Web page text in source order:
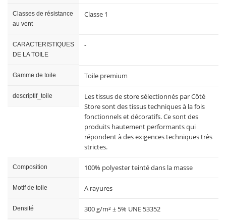
Classes de résistance
au vent
Classe 1
CARACTERISTIQUES
DE LA TOILE
-
Gamme de toile Toile premium
descriptif_toile
Les tissus de store sélectionnés par Côté
Store sont des tissus techniques à la fois
fonctionnels et décoratifs. Ce sont des
produits hautement performants qui
répondent à des exigences techniques très
strictes.
Composition 100% polyester teinté dans la masse
Motif de toile A rayures
Densité 300 g/m² ± 5% UNE 53352